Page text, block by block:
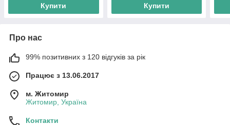
Купити Купити
Про нас
99% позитивних з 120 відгуків за рік
Працює з 13.06.2017
м. Житомир
Житомир, Україна
Контакти